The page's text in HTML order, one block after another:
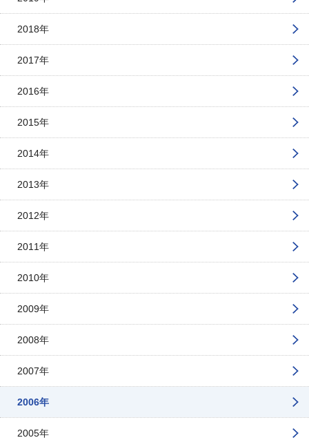
2018年
2017年
2016年
2015年
2014年
2013年
2012年
2011年
2010年
2009年
2008年
2007年
2006年
2005年